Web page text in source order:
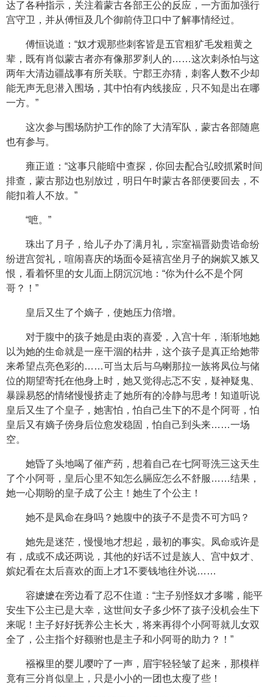
达了各种指示，关注着蒙古各部王公的反应，一方面加强行
宫守卫，并从傅恒及几个御前侍卫口中了解事情经过。
傅恒说道：“奴才观那些刺客皆是五官粗犷毛发粗黄之
辈，既有肖似蒙古者亦有像那罗刹人的……这次刺杀怕与这
两年大清边疆战事有所关联。宁郡王亦猜，刺客人数不少却
能无声无息潜入围场，其中怕有内线接应，只不知是出在哪
一方。”
这次参与围场防护工作的除了大清军队，蒙古各部随扈
也有参与。
雍正道：“这事只能暗中查探，你回去配合弘晈抓紧时间
排查，蒙古那边也别放过，明日午时蒙古各部便要回去，不
能扣着人不放。”
“嗻。”
珠出了月子，给儿子办了满月礼，宗室福晋勋贵诰命纷
纷进宫贺礼，喧闹喜庆的场面令延禧宫坐月子的娴嫔又嫉又
恨，看着怀里的女儿面上阴沉沉地：“你为什么不是个阿
哥？！”
皇后又生了个嫡子，使她压力倍增。
对于腹中的孩子她是由衷的喜爱，入宫十年，渐渐地她
以为她的生命就是一座干涸的枯井，这个孩子是真正给她带
来希望点亮色彩的……可当太后与乌喇那拉一族将凤位与储
位的期望寄托在他身上时，她又觉得忐忑不安，疑神疑鬼、
暴躁易怒的情绪慢慢挤走了她所有的冷静与思考！知道听说
皇后又生了个皇子，她害怕，怕自己生下的不是个阿哥，怕
皇后又有嫡子傍身后位愈发稳固，怕自己到头来……一场
空。
她昏了头地喝了催产药，想着自己在七阿哥洗三这天生
了个小阿哥，皇后心里不知怎么膈应怎么不舒服……结果，
她一心期盼的皇子成了公主！她生了个公主！
她不是凤命在身吗？她腹中的孩子不是贵不可方吗？
她先是迷茫，慢慢地才想起，最初的事实。凤命或许是
有，成或不成还两说，其他的好话不过是族人、宫中奴才、
嫔妃看在太后喜欢的面上才1不要钱地往外说……
容嬷嬷在旁边看了忍不住道：“主子别怪奴才多嘴，能平
安生下公主已是大幸，这世间女子多少怀了孩子没机会生下
来呢！主子好好抚养公主长大，将来再得个小阿哥就儿女双
全了，公主指个好额驸也是主子和小阿哥的助力？！”
襁褓里的婴儿嘤咛了一声，眉宇轻轻皱了起来，那模样
竟有三分肖似皇上，只是小小的一团也太瘦了些！